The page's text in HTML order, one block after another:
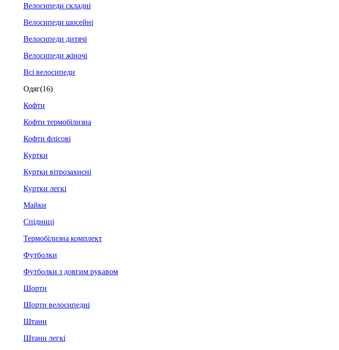
Велосипеди складні
Велосипеди шосейні
Велосипеди дитячі
Велосипеди жіночі
Всі велосипеди
Одяг(16)
Кофти
Кофти термобілизна
Кофти флісові
Куртки
Куртки вітрозахисні
Куртки легкі
Майки
Спідниці
Термобілизна комплект
Футболки
Футболки з довгим рукавом
Шорти
Шорти велосипедні
Штани
Штани легкі